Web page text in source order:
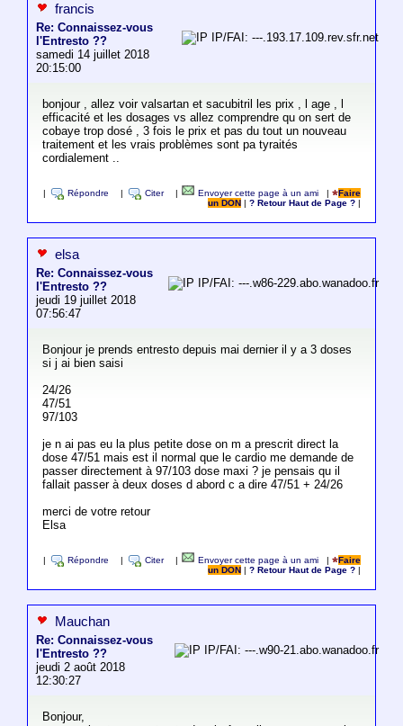
francis
Re: Connaissez-vous
l'Entresto ??
samedi 14 juillet 2018
20:15:00
IP/FAI: ---.193.17.109.rev.sfr.net
bonjour , allez voir valsartan et sacubitril les prix , l age , l
efficacité et les dosages vs allez comprendre qu on sert de
cobaye trop dosé , 3 fois le prix et pas du tout un nouveau
traitement et les vrais problèmes sont pa tyraités
cordialement ..
Répondre Citer Envoyer cette page à un ami |
Faire
un DON
|? Retour Haut de Page ?
elsa
Re: Connaissez-vous
l'Entresto ??
jeudi 19 juillet 2018
07:56:47
IP/FAI: ---.w86-229.abo.wanadoo.fr
Bonjour je prends entresto depuis mai dernier il y a 3 doses
si j ai bien saisi
24/26
47/51
97/103
je n ai pas eu la plus petite dose on m a prescrit direct la
dose 47/51 mais est il normal que le cardio me demande de
passer directement à 97/103 dose maxi ? je pensais qu il
fallait passer à deux doses d abord c a dire 47/51 + 24/26
merci de votre retour
Elsa
Répondre Citer Envoyer cette page à un ami |
Faire
un DON
|? Retour Haut de Page ?
Mauchan
Re: Connaissez-vous
l'Entresto ??
jeudi 2 août 2018
12:30:27
IP/FAI: ---.w90-21.abo.wanadoo.fr
Bonjour,